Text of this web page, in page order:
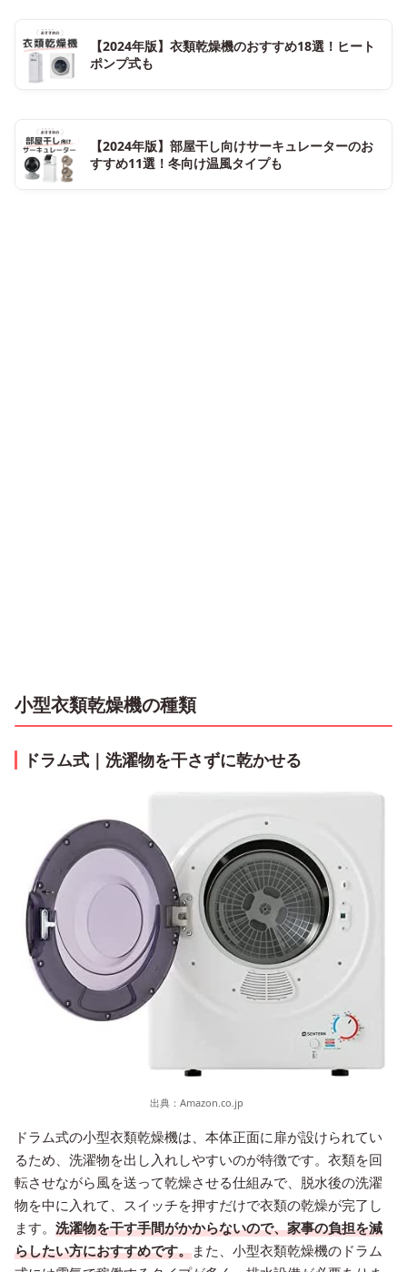
【2024年版】衣類乾燥機のおすすめ18選！ヒート
ポンプ式も
【2024年版】部屋干し向けサーキュレーターのお
すすめ11選！冬向け温風タイプも
小型衣類乾燥機の種類
ドラム式｜洗濯物を干さずに乾かせる
出典： Amazon.co.jp
ドラム式の小型衣類乾燥機は、本体正面に扉が設けられてい
るため、洗濯物を出し入れしやすいのが特徴です。衣類を回
転させながら風を送って乾燥させる仕組みで、脱水後の洗濯
物を中に入れて、スイッチを押すだけで衣類の乾燥が完了し
ます。 洗濯物を干す手間がかからないので、家事の負担を減
らしたい方におすすめです。また、小型衣類乾燥機のドラム